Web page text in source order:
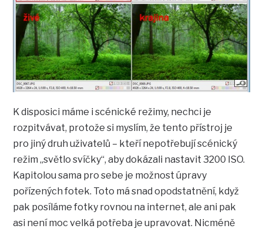
K disposici máme i scénické režimy, nechci je
rozpitvávat, protože si myslím, že tento přístroj je
pro jiný druh uživatelů – kteří nepotřebují scénický
režim „světlo svíčky“, aby dokázali nastavit 3200 ISO.
Kapitolou sama pro sebe je možnost úpravy
pořízených fotek. Toto má snad opodstatnění, když
pak posíláme fotky rovnou na internet, ale ani pak
asi není moc velká potřeba je upravovat. Nicméně